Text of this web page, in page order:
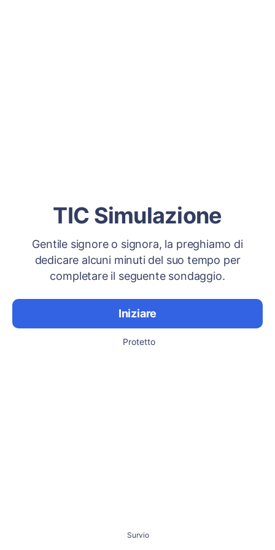
TIC Simulazione
Gentile signore o signora, la preghiamo di
dedicare alcuni minuti del suo tempo per
completare il seguente sondaggio.
Iniziare
Protetto
Survio